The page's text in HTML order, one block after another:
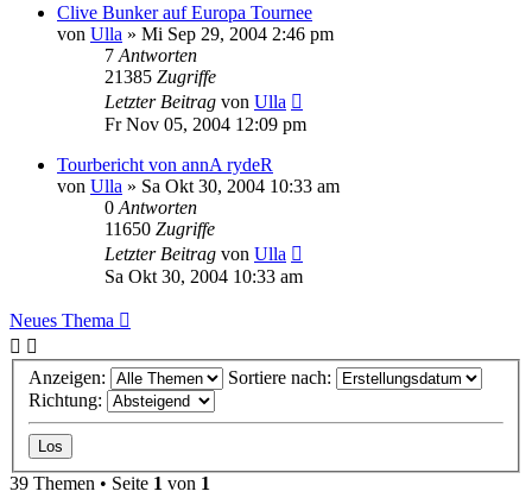
Clive Bunker auf Europa Tournee
von Ulla » Mi Sep 29, 2004 2:46 pm
7 Antworten
21385 Zugriffe
Letzter Beitrag von Ulla
Fr Nov 05, 2004 12:09 pm
Tourbericht von annA rydeR
von Ulla » Sa Okt 30, 2004 10:33 am
0 Antworten
11650 Zugriffe
Letzter Beitrag von Ulla
Sa Okt 30, 2004 10:33 am
Neues Thema
Anzeigen:
Sortiere nach:
Richtung:
39 Themen • Seite 1 von 1